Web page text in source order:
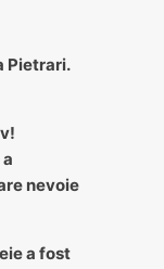
Pietrari.
nevoie
a fost